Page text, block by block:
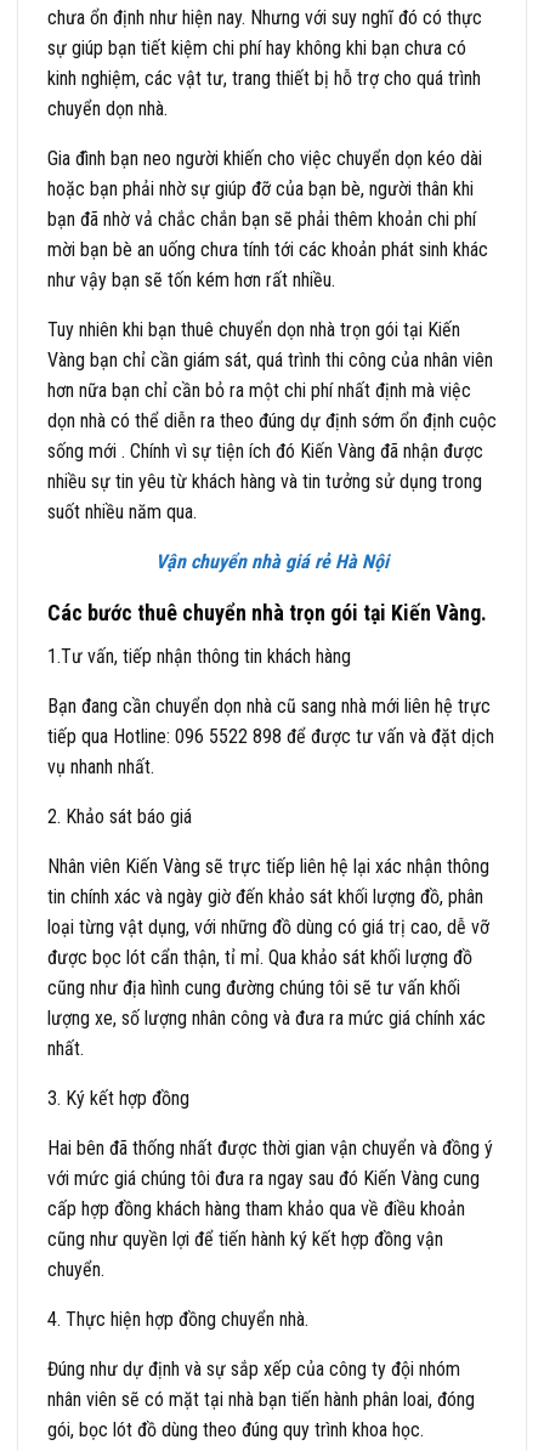
chưa ổn định như hiện nay. Nhưng với suy nghĩ đó có thực
sự giúp bạn tiết kiệm chi phí hay không khi bạn chưa có
kinh nghiệm, các vật tư, trang thiết bị hỗ trợ cho quá trình
chuyển dọn nhà.
Gia đình bạn neo người khiến cho việc chuyển dọn kéo dài
hoặc bạn phải nhờ sự giúp đỡ của bạn bè, người thân khi
bạn đã nhờ vả chắc chắn bạn sẽ phải thêm khoản chi phí
mời bạn bè an uống chưa tính tới các khoản phát sinh khác
như vậy bạn sẽ tốn kém hơn rất nhiều.
Tuy nhiên khi bạn thuê chuyển dọn nhà trọn gói tại Kiến
Vàng bạn chỉ cần giám sát, quá trình thi công của nhân viên
hơn nữa bạn chỉ cần bỏ ra một chi phí nhất định mà việc
dọn nhà có thể diễn ra theo đúng dự định sớm ổn định cuộc
sống mới . Chính vì sự tiện ích đó Kiến Vàng đã nhận được
nhiều sự tin yêu từ khách hàng và tin tưởng sử dụng trong
suốt nhiều năm qua.
Vận chuyển nhà giá rẻ Hà Nội
Các bước thuê chuyển nhà trọn gói tại Kiến Vàng.
1.Tư vấn, tiếp nhận thông tin khách hàng
Bạn đang cần chuyển dọn nhà cũ sang nhà mới liên hệ trực
tiếp qua Hotline: 096 5522 898 để được tư vấn và đặt dịch
vụ nhanh nhất.
2. Khảo sát báo giá
Nhân viên Kiến Vàng sẽ trực tiếp liên hệ lại xác nhận thông
tin chính xác và ngày giờ đến khảo sát khối lượng đồ, phân
loại từng vật dụng, với những đồ dùng có giá trị cao, dễ vỡ
được bọc lót cẩn thận, tỉ mỉ. Qua khảo sát khối lượng đồ
cũng như địa hình cung đường chúng tôi sẽ tư vấn khối
lượng xe, số lượng nhân công và đưa ra mức giá chính xác
nhất.
3. Ký kết hợp đồng
Hai bên đã thống nhất được thời gian vận chuyển và đồng ý
với mức giá chúng tôi đưa ra ngay sau đó Kiến Vàng cung
cấp hợp đồng khách hàng tham khảo qua về điều khoản
cũng như quyền lợi để tiến hành ký kết hợp đồng vận
chuyển.
4. Thực hiện hợp đồng chuyển nhà.
Đúng như dự định và sự sắp xếp của công ty đội nhóm
nhân viên sẽ có mặt tại nhà bạn tiến hành phân loai, đóng
gói, bọc lót đồ dùng theo đúng quy trình khoa học.